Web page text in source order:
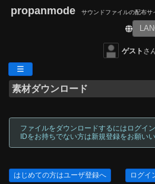
propanmode サウンドファイルの配布サ
ゲスト さ
素材ダウンロード
ファイルをダウンロードするにはログイ
IDをお持ちでない方は新規登録をお願いい
はじめての方はユーザ登録へ ログイ